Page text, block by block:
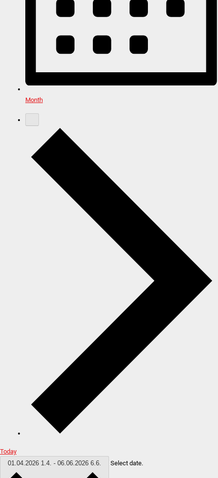
Month
Today
01.04.2026 1.4. - 06.06.2026 6.6. Select date.